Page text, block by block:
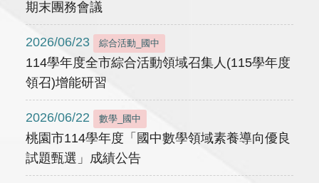
期末團務會議
2026/06/23 綜合活動_國中
114學年度全市綜合活動領域召集人(115學年度
領召)增能研習
2026/06/22 數學_國中
桃園市114學年度「國中數學領域素養導向優良
試題甄選」成績公告